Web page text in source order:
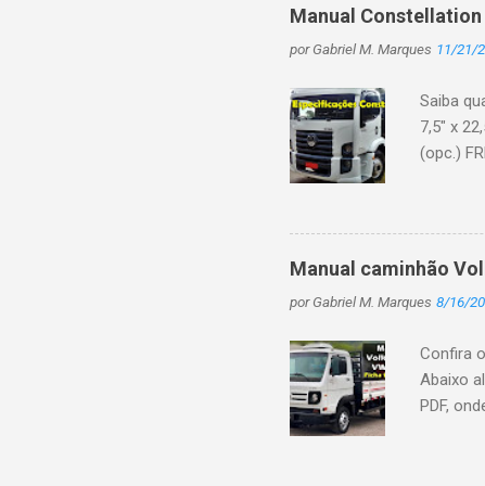
público
Manual
porGabriel M. Marques 11/21/
Saiba
7,5" x
(opc.)
tipo
Ah)
Manual caminhão
porGabriel M. Marques 8/16/
Confira
Abaixo
PDF,
150